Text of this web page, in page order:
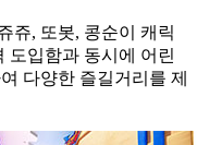
쥬, 또봇, 콩순이 캐릭
도입함과 동시에 어린
다양한 즐길거리를 제